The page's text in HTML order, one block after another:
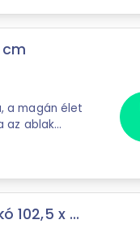
cm
a magán élet
az ablak
102,5 x ...